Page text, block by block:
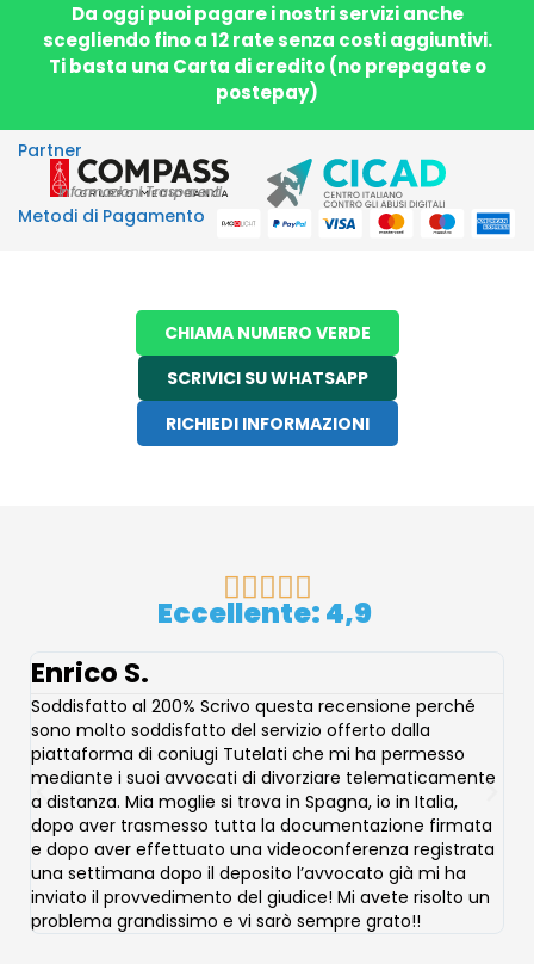
Da oggi puoi pagare i nostri servizi anche
scegliendo fino a 12 rate senza costi aggiuntivi.
Ti basta una Carta di credito (no prepagate o
postepay)
Partner
Informazioni Trasparenti
Metodi di Pagamento
CHIAMA NUMERO VERDE
SCRIVICI SU WHATSAPP
RICHIEDI INFORMAZIONI
    
Eccellente:4,9
Enrico S.
Soddisfatto al 200% Scrivo questa recensione perché
sono molto soddisfatto del servizio offerto dalla
piattaforma di coniugi Tutelati che mi ha permesso
mediante i suoi avvocati di divorziare telematicamente
a distanza. Mia moglie si trova in Spagna, io in Italia,
dopo aver trasmesso tutta la documentazione firmata
e dopo aver effettuato una videoconferenza registrata
una settimana dopo il deposito l’avvocato già mi ha
inviato il provvedimento del giudice! Mi avete risolto un
problema grandissimo e vi sarò sempre grato!!